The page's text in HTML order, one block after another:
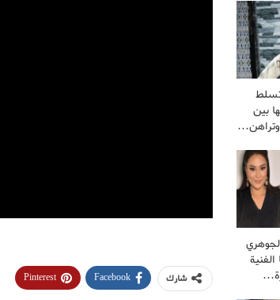
شارك Facebook
Pinterest
بين
وتراهن…